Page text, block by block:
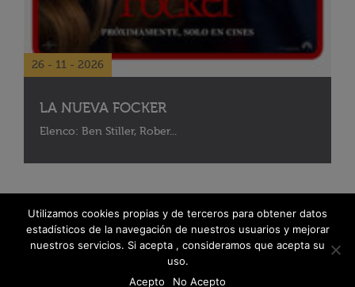
26 - 11 - 2026
LA NUEVA FOCKER
Elenco: Ben Stiller, Rober...
Utilizamos cookies propias y de terceros para obtener datos
estadísticos de la navegación de nuestros usuarios y mejorar
nuestros servicios. Si acepta , consideramos que acepta su
uso.
Acepto
No Acepto